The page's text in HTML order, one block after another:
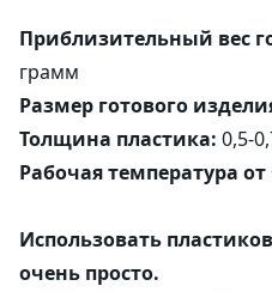
Приблизительный вес
грамм
Размер готового
Толщина пластика: 0,5-
Рабочая температура от
Использовать
очень просто.